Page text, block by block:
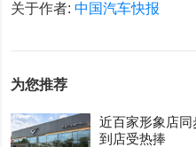
关于作者:中国汽车快报
为您推荐
近百家形象店
到店受热捧